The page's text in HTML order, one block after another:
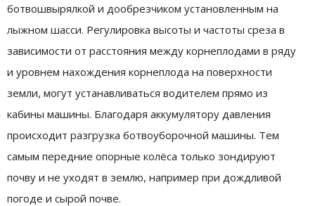
ботвошвырялкой и дообрезчиком установленным на
лыжном шасси. Регулировка высоты и частоты среза в
зависимости от расстояния между корнеплодами в ряду
и уровнем нахождения корнеплода на поверхности
земли, могут устанавливаться водителем прямо из
кабины машины. Благодаря аккумулятору давления
происходит разгрузка ботвоуборочной машины. Тем
самым передние опорные колёса только зондируют
почву и не уходят в землю, например при дождливой
погоде и сырой почве.